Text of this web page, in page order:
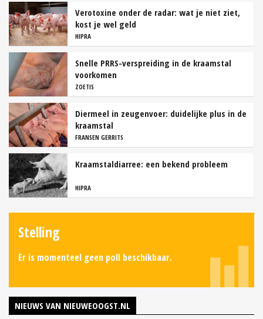
Verotoxine onder de radar: wat je niet ziet,
kost je wel geld
HIPRA
Snelle PRRS-verspreiding in de kraamstal
voorkomen
ZOETIS
Diermeel in zeugenvoer: duidelijke plus in de
kraamstal
FRANSEN GERRITS
Kraamstaldiarree: een bekend probleem
HIPRA
Stelling
Er is momenteel geen poll beschikbaar.
NIEUWS VAN NIEUWEOOGST.NL